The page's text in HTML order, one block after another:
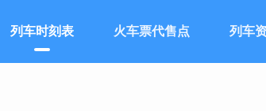
列车时刻表 火车票代售点 列车